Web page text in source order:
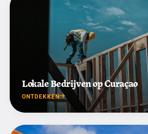
Lokale Bedrijven op Curaçao
ONTDEKKEN